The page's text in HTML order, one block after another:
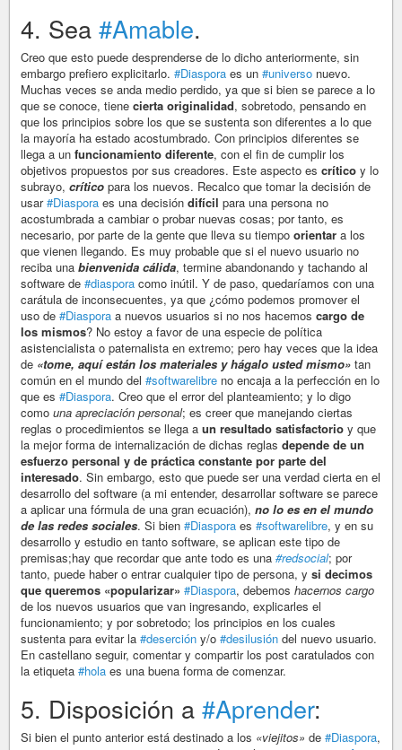
4. Sea #Amable.
Creo que esto puede desprenderse de lo dicho anteriormente, sin
embargo prefiero explicitarlo. #Diaspora es un #universo nuevo.
Muchas veces se anda medio perdido, ya que si bien se parece a lo
que se conoce, tiene cierta originalidad, sobretodo, pensando en
que los principios sobre los que se sustenta son diferentes a lo que
la mayoría ha estado acostumbrado. Con principios diferentes se
llega a un funcionamiento diferente, con el fin de cumplir los
objetivos propuestos por sus creadores. Este aspecto es crítico y lo
subrayo, crítico para los nuevos. Recalco que tomar la decisión de
usar#Diaspora es una decisión difícil para una persona no
acostumbrada a cambiar o probar nuevas cosas; por tanto, es
necesario, por parte de la gente que lleva su tiempo orientar a los
que vienen llegando. Es muy probable que si el nuevo usuario no
reciba una bienvenida cálida, termine abandonando y tachando al
software de #diaspora como inútil. Y de paso, quedaríamos con una
carátula de inconsecuentes, ya que ¿cómo podemos promover el
uso de #Diaspora a nuevos usuarios si no nos hacemos cargo de
los mismos? No estoy a favor de una especie de política
asistencialista o paternalista en extremo; pero hay veces que la idea
de «tome, aquí están los materiales y hágalo usted mismo» tan
común en el mundo del #softwarelibre no encaja a la perfección en lo
que es #Diaspora. Creo que el error del planteamiento; y lo digo
como una apreciación personal; es creer que manejando ciertas
reglas o procedimientos se llega a un resultado satisfactorio y que
la mejor forma de internalización de dichas reglas depende de un
esfuerzo personal y de práctica constante por parte del
interesado. Sin embargo, esto que puede ser una verdad cierta en el
desarrollo del software (a mi entender, desarrollar software se parece
a aplicar una fórmula de una gran ecuación), no lo es en el mundo
de las redes sociales. Si bien #Diaspora es #softwarelibre, y en su
desarrollo y estudio en tanto software, se aplican este tipo de
premisas;hay que recordar que ante todo es una #redsocial; por
tanto, puede haber o entrar cualquier tipo de persona, y si decimos
que queremos «popularizar» #Diaspora, debemos hacernos cargo
de los nuevos usuarios que van ingresando, explicarles el
funcionamiento; y por sobretodo; los principios en los cuales
sustenta para evitar la #deserción y/o #desilusión del nuevo usuario.
En castellano seguir, comentar y compartir los post caratulados con
la etiqueta #hola es una buena forma de comenzar.
5. Disposición a #Aprender:
Si bien el punto anterior está destinado a los «viejitos» de #Diaspora,